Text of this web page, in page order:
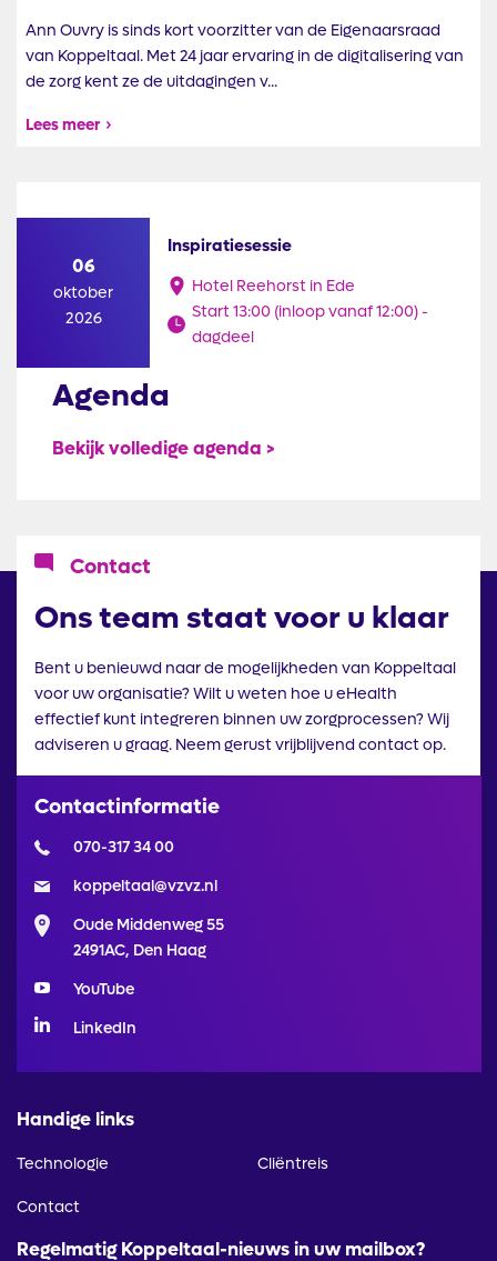
Ann Ouvry is sinds kort voorzitter van de Eigenaarsraad
van Koppeltaal. Met 24 jaar ervaring in de digitalisering van
de zorg kent ze de uitdagingen v...
Lees meer
Agenda
Bekijk volledige agenda >
06
oktober
2026
Inspiratiesessie
Hotel Reehorst in Ede
Start 13:00 (inloop vanaf 12:00) -
dagdeel
IcoonContact
Ons team staat voor u klaar
Bent u benieuwd naar de mogelijkheden van Koppeltaal
voor uw organisatie? Wilt u weten hoe u eHealth
effectief kunt integreren binnen uw zorgprocessen? Wij
adviseren u graag. Neem gerust vrijblijvend contact op.
Contactinformatie
070-317 34 00
koppeltaal@vzvz.nl
Oude Middenweg 55
2491AC, Den Haag
YouTube
LinkedIn
Handige links
Technologie Cliëntreis
Contact
Regelmatig Koppeltaal-nieuws in uw mailbox?